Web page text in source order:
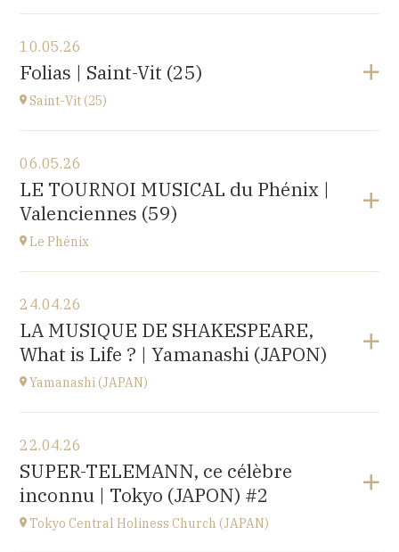
chapelle de l'Hôtel-Dieu,
1 place de l'hôpital, 69002 Lyon
à 20H30
10.05.26
Folias | Saint-Vit (25)
Saint-Vit (25)
Salle multi-activités (du pôle scolaire Les Prés-Verts)
3 rue du Partage, 25410 Saint-Vit
à17H00
06.05.26
LE TOURNOI MUSICAL du Phénix |
Valenciennes (59)
Le Phénix
Le Phénix, Grand Théâtre, scène nationale (59)
Boulevard Harpignies, 59301 Valenciennes
à19H00
Accéder au site
24.04.26
LA MUSIQUE DE SHAKESPEARE,
What is Life ? | Yamanashi (JAPON)
Yamanashi (JAPAN)
Yamanashi (JAPAN)
Kofu-City
à19H30
Accéder au site
22.04.26
SUPER-TELEMANN, ce célèbre
inconnu | Tokyo (JAPON) #2
Tokyo Central Holiness Church (JAPAN)